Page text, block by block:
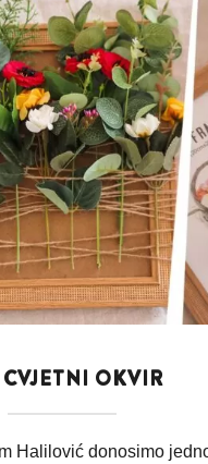
OKVIR
Halilović donosimo